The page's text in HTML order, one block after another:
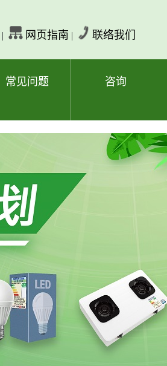
| 网页指南 | 联络我们
常见问题 咨询